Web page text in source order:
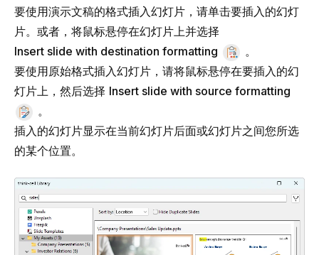
要使用演示文稿的格式插入幻灯片，请单击要插入的幻灯
片。或者，将鼠标悬停在幻灯片上并选择
Insert slide with destination formatting
。
要使用原始格式插入幻灯片，请将鼠标悬停在要插入的幻
灯片上，然后选择 Insert slide with source formatting
。
插入的幻灯片显示在当前幻灯片后面或幻灯片之间您所选
的某个位置。